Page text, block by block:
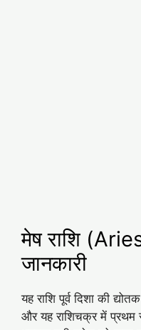
मेष राशि
जानकारी
यह राशि पूर्व दिशा की
और यह राशिचक्र में प्रथम